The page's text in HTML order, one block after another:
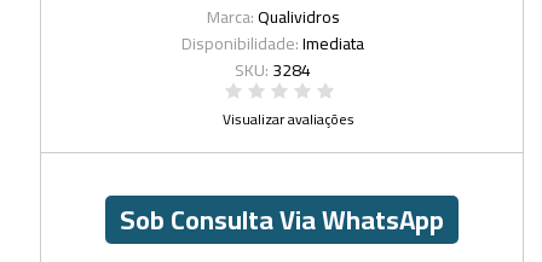
Marca:Qualividros
Disponibilidade:Imediata
SKU:3284
Visualizar avaliações
Sob Consulta Via WhatsApp